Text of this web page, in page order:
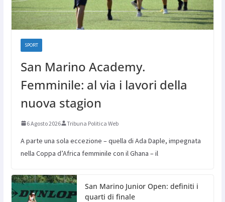
SPORT
San Marino Academy.
Femminile: al via i lavori della
nuova stagion
6 Agosto 2026 Tribuna Politica Web
A parte una sola eccezione – quella di Ada Daple, impegnata
nella Coppa d’Africa femminile con il Ghana – il
San Marino Junior Open: definiti i
quarti di finale